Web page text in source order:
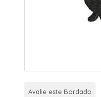
Avalie este Bordado